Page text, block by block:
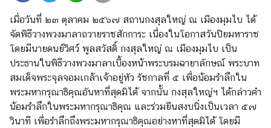
เ
ร
า
ข่
า
ว
เมื่อวันที่ ๒๓ ตุลาคม ๒๕๖๗ สถานกงสุลใหญ่ ณ เมืองมุมไบ ได้
จัดพิธีวางพวงมาลาถวายราชสักการะ เนื่องในโอกาสวันปิยมหาราช
โดยมีนายดนย์วิศว์ พูลสวัสดิ์ กงสุลใหญ่ ณ เมืองมุมไบ เป็น
ประธานในพิธีวางพวงมาลาเบื้องหน้าพระบรมฉายาลักษณ์ พระบาท
สมเด็จพระจุลจอมเกล้าเจ้าอยู่หัว รัชกาลที่ ๕ เพื่อน้อมรำลึกใน
พระมหากรุณาธิคุณอันหาที่สุดมิได้ จากนั้น กงสุลใหญ่ฯ ได้กล่าวคำ
น้อมรำลึกในพระมหากรุณาธิคุณ และร่วมยืนสงบนิ่งเป็นเวลา ๕๗
วินาที เพื่อรำลึกถึงพระมหากรุณาธิคุณอย่างหาที่สุดมิได้ โดยมี